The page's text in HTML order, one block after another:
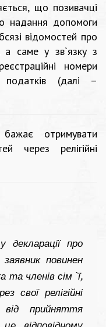
що позивачці
надання допомоги
відомостей про
а саме у зв`язку з
номери
податків (далі –
отримувати
через релігійні
декларації про
повинен
та членів сім`ї,
свої релігійні
від прийняття